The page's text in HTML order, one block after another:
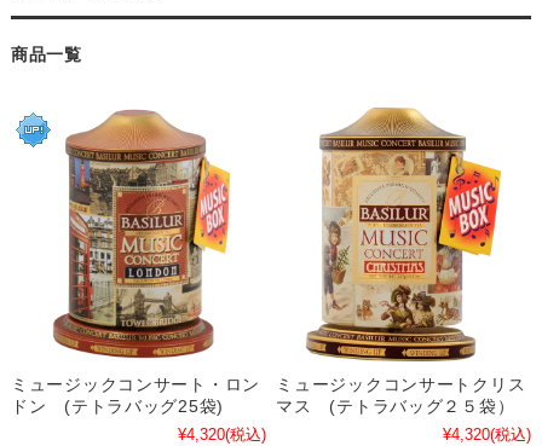
商品一覧
ミュージックコンサート・ロン
ドン (テトラバッグ25袋)
¥4,320(税込)
ミュージックコンサートクリス
マス (テトラバッグ２５袋）
¥4,320(税込)